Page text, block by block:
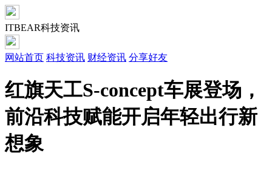
ITBEAR科技资讯
网站首页 科技资讯 财经资讯 分享好友
红旗天工S‑concept车展登场，
前沿科技赋能开启年轻出行新
想象